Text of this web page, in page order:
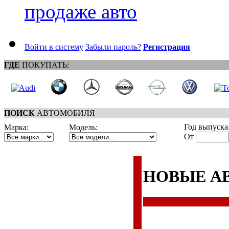
продаже авто
Войти в систему Забыли пароль? Регистрация
ГДЕ ПОКУПАТЬ:
ПОИСК АВТОМОБИЛЯ
Марка:
Модель:
Год
От
НОВЫЕ